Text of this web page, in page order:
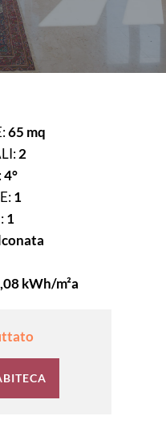
65 mq
2
4°
1
1
kWh/m²a